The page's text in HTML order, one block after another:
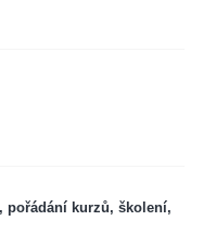
pořádání kurzů, školení,